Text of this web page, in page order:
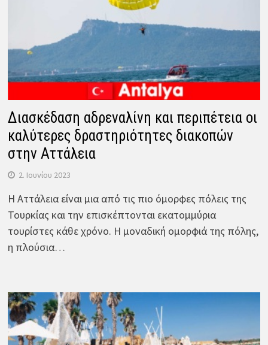
Διασκέδαση αδρεναλίνη και περιπέτεια οι
καλύτερες δραστηριότητες διακοπών
στην Αττάλεια
2. Ιουνίου 2023
Η Αττάλεια είναι μια από τις πιο όμορφες πόλεις της
Τουρκίας και την επισκέπτονται εκατομμύρια
τουρίστες κάθε χρόνο. Η μοναδική ομορφιά της πόλης,
η πλούσια…